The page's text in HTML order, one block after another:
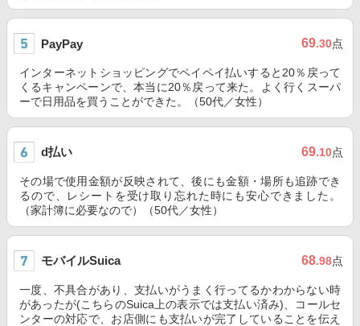
PayPay 69.30点
インターネットショッピングでペイペイ払いすると20％戻って
くるキャンペーンで、本当に20％戻って来た。よく行くスーパ
ーで日用品を買うことができた。（50代／女性）
d払い 69.10点
その場で使用金額が反映されて、後にも金額・場所も追跡でき
るので、レシートを受け取り忘れた時にも安心できました。
（家計簿に必要なので）（50代／女性）
モバイルSuica 68.98点
一度、不具合があり、支払いがうまく行ってるかわからない時
があったが(こちらのSuica上の表示では支払い済み)、コールセ
ンターの対応で、お店側にも支払いが完了していることを伝え